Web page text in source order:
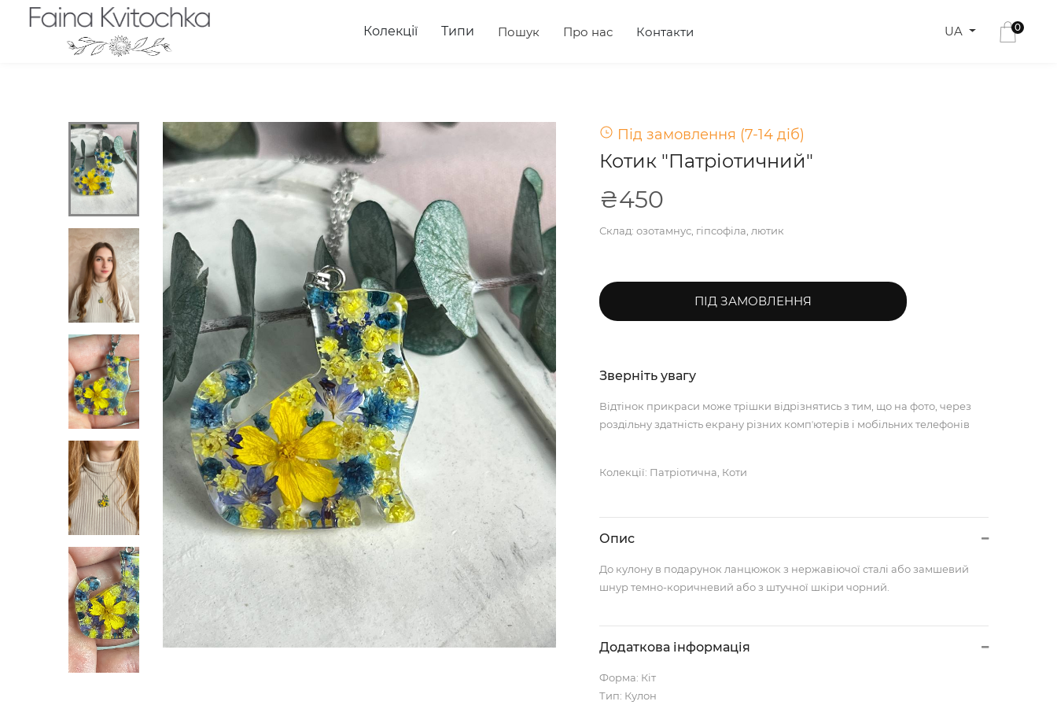
Колекції Типи Пошук Про нас Контакти UA 0
Під замовлення (7-14 діб)
Котик "Патріотичний"
₴450
Склад: озотамнус, гіпсофіла, лютик
ПІД ЗАМОВЛЕННЯ
Зверніть увагу
Відтінок прикраси може трішки відрізнятись з тим, що на фото, через
роздільну здатність екрану різних компʼютерів і мобільних телефонів
Колекції: Патріотична, Коти
Опис
До кулону в подарунок ланцюжок з нержавіючої сталі або замшевий
шнур темно-коричневий або з штучної шкіри чорний.
Додаткова інформація
Форма: Кіт
Тип: Кулон